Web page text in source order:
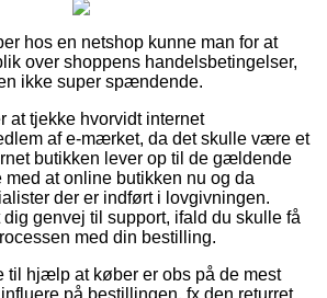
hos en netshop kunne man for at
over shoppens handelsbetingelser,
ikke super spændende.
at tjekke hvorvidt internet
af e-mærket, da det skulle være et
butikken lever op til de gældende
at online butikken nu og da
der er indført i lovgivningen.
genvej til support, ifald du skulle få
med din bestilling.
til hjælp at køber er obs på de mest
på bestillingen, fx den returret